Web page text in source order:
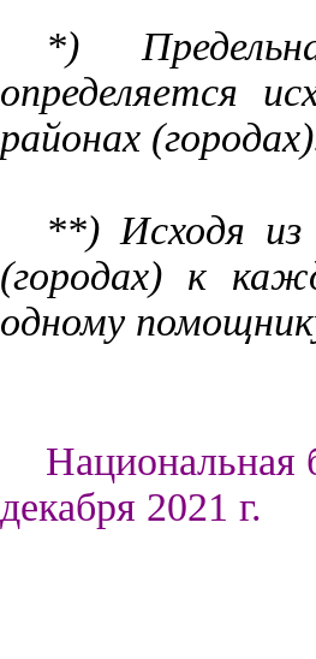
*)
определяется
районах
**) Исходя из
(городах) к
одному
Национальная
декабря 2021 г.